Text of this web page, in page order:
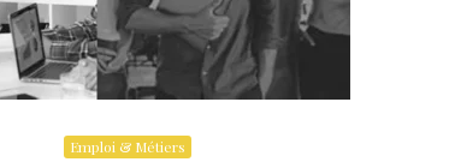
Emploi & Métiers